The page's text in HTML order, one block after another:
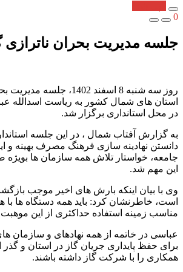
0
جلسه مدیریت بحران ناترازی
روز سه شنبه 8 اسفند 1402،
استان های شمال کشور به ریاست اسدالله
در محل استانداری برگزار شد.
به گزارش آفتاب شمال ، در این جلسه
دانستن نهادینه سازی فرهنگ مصرف بهینه و
جامعه، خواستار تلاش همه سازمان ها بویژه
این مهم شد.
وی با بیان اینکه بارش های اخیر موجب
است، خاطرنشان کرد: باید همه دستگاه ها با
مناسب زمینه استفاده حداکثری از این موهبت
عباسی در خاتمه از همه نهادهای و سازمان
برای حفظ پایداری جریان گاز در استان و گذر
همکاری را با شرکت گاز داشته باشند.